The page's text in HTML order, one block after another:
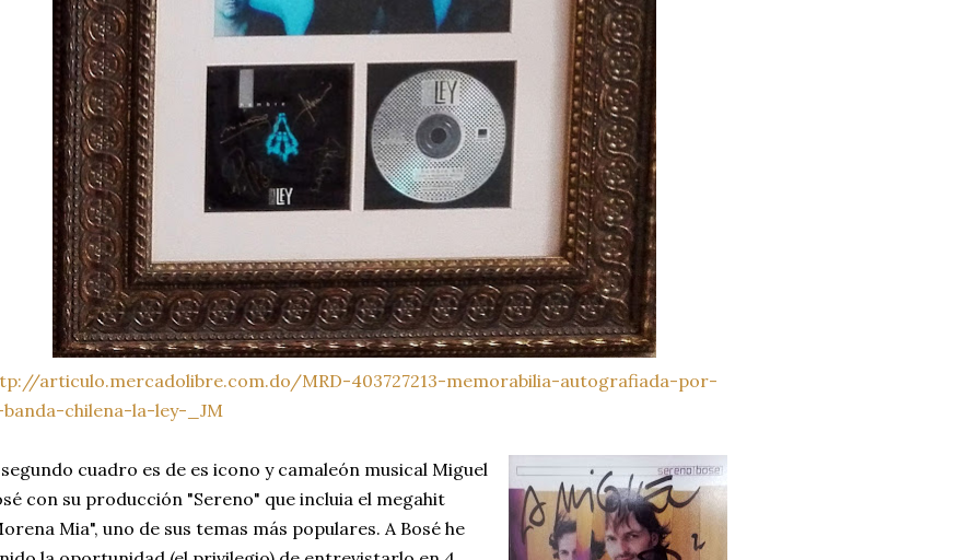
articulo.mercadolibre.com.do/MRD-403727213-memorabilia-autografiada-por-
chilena-la-ley-_JM
cuadro es de es icono y camaleón musical Miguel
con su producción "Sereno" que incluia el megahit
Mia", uno de sus temas más populares. A Bosé he